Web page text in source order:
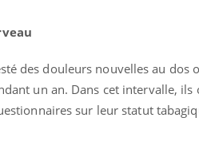
des douleurs nouvelles au
un an. Dans cet intervalle,
sur leur statut